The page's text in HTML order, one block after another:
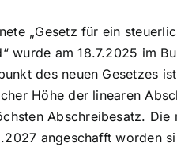
„Gesetz für ein
wurde am 18.7.2025 im
des neuen Gesetzes
Höhe der linearen
Abschreibesatz.
angeschafft worden